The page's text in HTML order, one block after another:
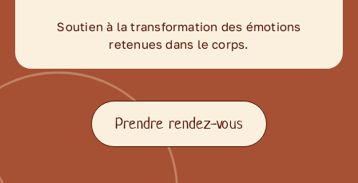
Soutien à la transformation des émotions
retenues dans le corps.
Prendre rendez-vous